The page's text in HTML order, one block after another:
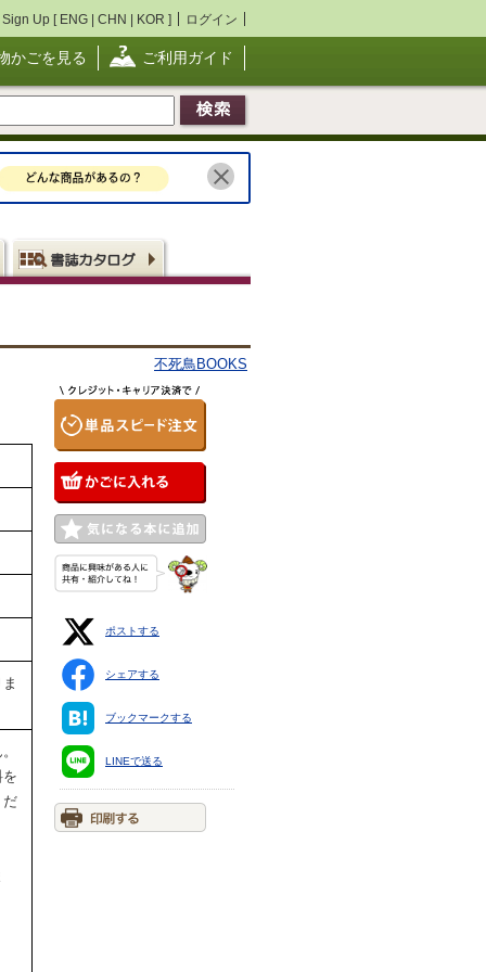
Sign Up [ ENG | CHN | KOR ] ログイン
かごを見る ご利用ガイド
不死鳥BOOKS
だ
ポストする
シェアする
ブックマークする
LINEで送る